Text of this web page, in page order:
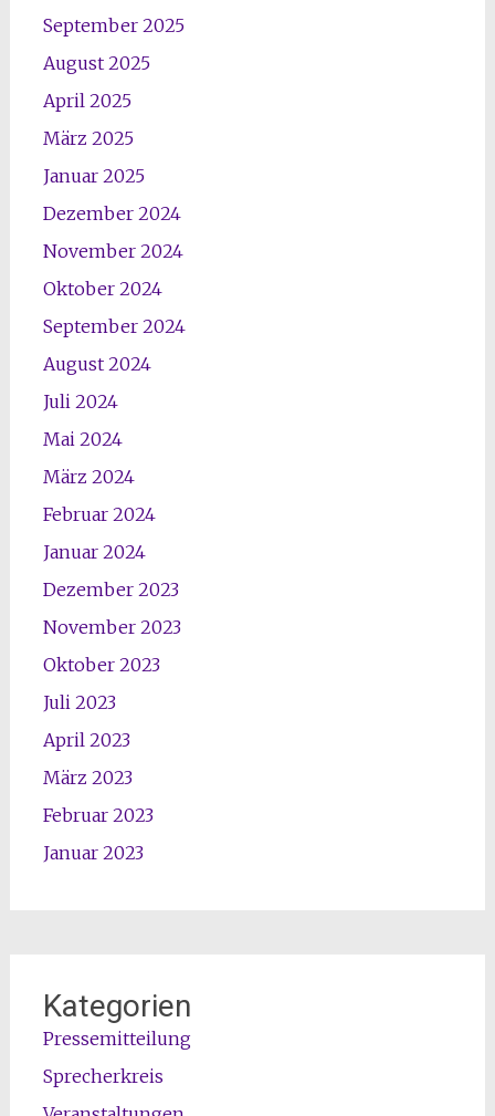
September 2025
August 2025
April 2025
März 2025
Januar 2025
Dezember 2024
November 2024
Oktober 2024
September 2024
August 2024
Juli 2024
Mai 2024
März 2024
Februar 2024
Januar 2024
Dezember 2023
November 2023
Oktober 2023
Juli 2023
April 2023
März 2023
Februar 2023
Januar 2023
Kategorien
Pressemitteilung
Sprecherkreis